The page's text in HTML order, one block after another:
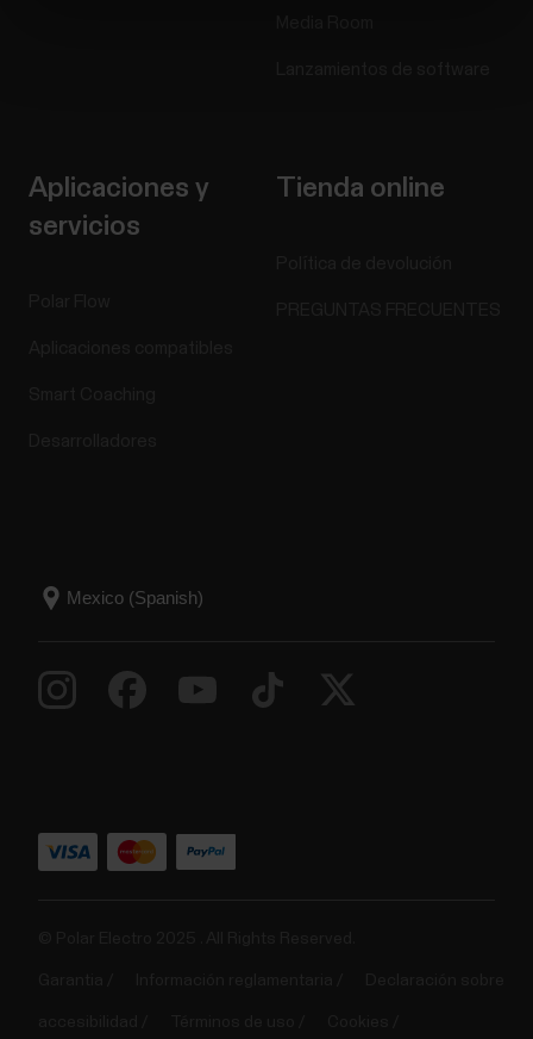
Aplicaciones y
servicios
Tienda online